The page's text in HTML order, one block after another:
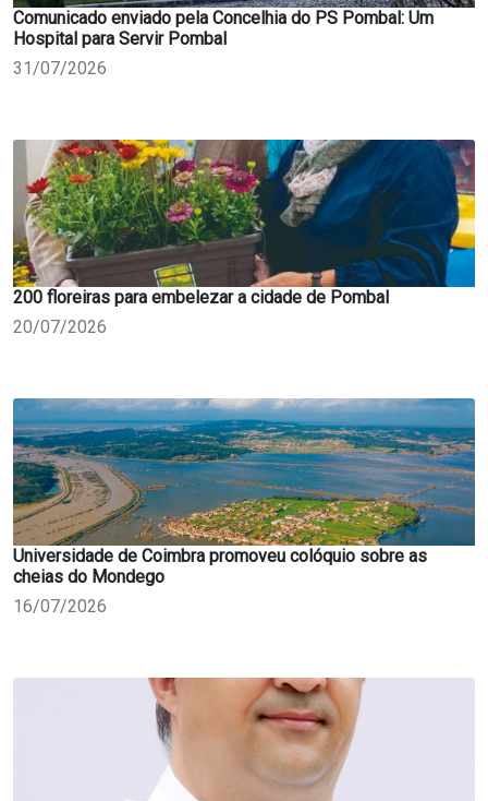
Comunicado enviado pela Concelhia do PS Pombal: Um
Hospital para Servir Pombal
31/07/2026
200 floreiras para embelezar a cidade de Pombal
20/07/2026
Universidade de Coimbra promoveu colóquio sobre as
cheias do Mondego
16/07/2026